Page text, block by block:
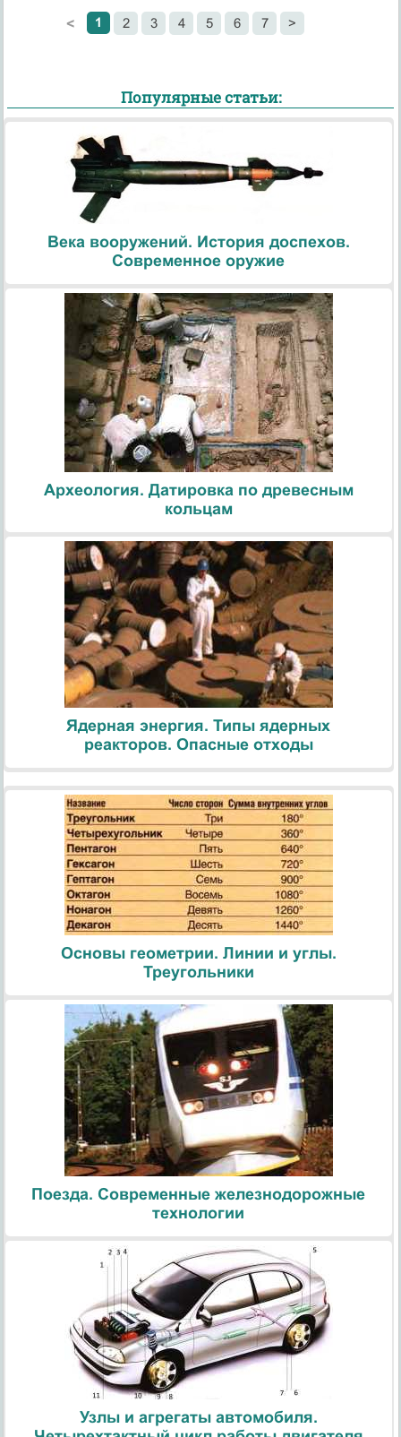
< 1 2 3 4 5 6 7 >
Популярные статьи:
Века вооружений. История доспехов.
Современное оружие
Археология. Датировка по древесным
кольцам
Ядерная энергия. Типы ядерных
реакторов. Опасные отходы
Основы геометрии. Линии и углы.
Треугольники
Поезда. Современные железнодорожные
технологии
Узлы и агрегаты автомобиля.